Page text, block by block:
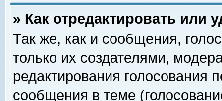
» Как отредактировать или
Так же, как и сообщения,
только их создателями,
редактирования голосования
сообщения в теме